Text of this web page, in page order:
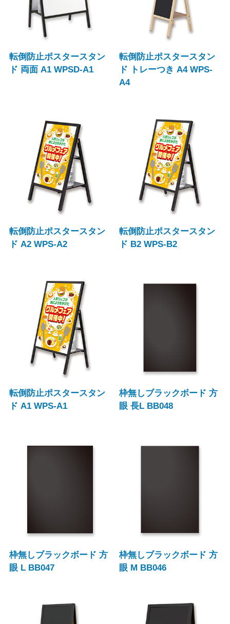
転倒防止ポスタースタン
ド 両面 A1 WPSD-A1
転倒防止ポスタースタン
ド トレーつき A4 WPS-
A4
転倒防止ポスタースタン
ド A2 WPS-A2
転倒防止ポスタースタン
ド B2 WPS-B2
転倒防止ポスタースタン
ド A1 WPS-A1
枠無しブラックボード 方
眼 長L BB048
枠無しブラックボード 方
眼 L BB047
枠無しブラックボード 方
眼 M BB046